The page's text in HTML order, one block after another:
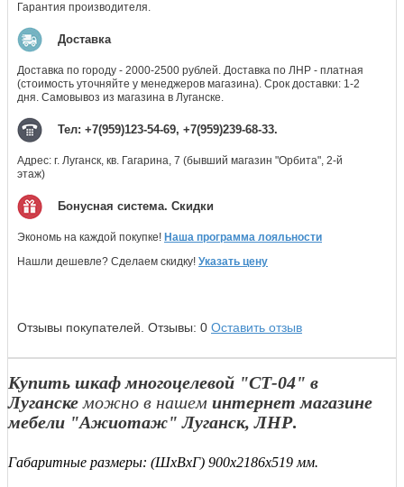
Гарантия производителя.
Доставка
Доставка по городу - 2000-2500 рублей. Доставка по ЛНР - платная
(стоимость уточняйте у менеджеров магазина). Срок доставки: 1-2
дня. Самовывоз из магазина в Луганске.
Тел: +7(959)123-54-69, +7(959)239-68-33.
Адрес: г. Луганск, кв. Гагарина, 7 (бывший магазин "Орбита", 2-й
этаж)
Бонусная система. Скидки
Экономь на каждой покупке! Наша программа лояльности
Нашли дешевле? Сделаем скидку! Указать цену
Отзывы покупателей. Отзывы: 0 Оставить отзыв
Купить шкаф многоцелевой "СТ-04" в
Луганскеможно в нашем интернет магазине
мебели "Ажиотаж" Луганск, ЛНР.
Габаритные размеры: (ШхВхГ) 900х2186х519 мм.